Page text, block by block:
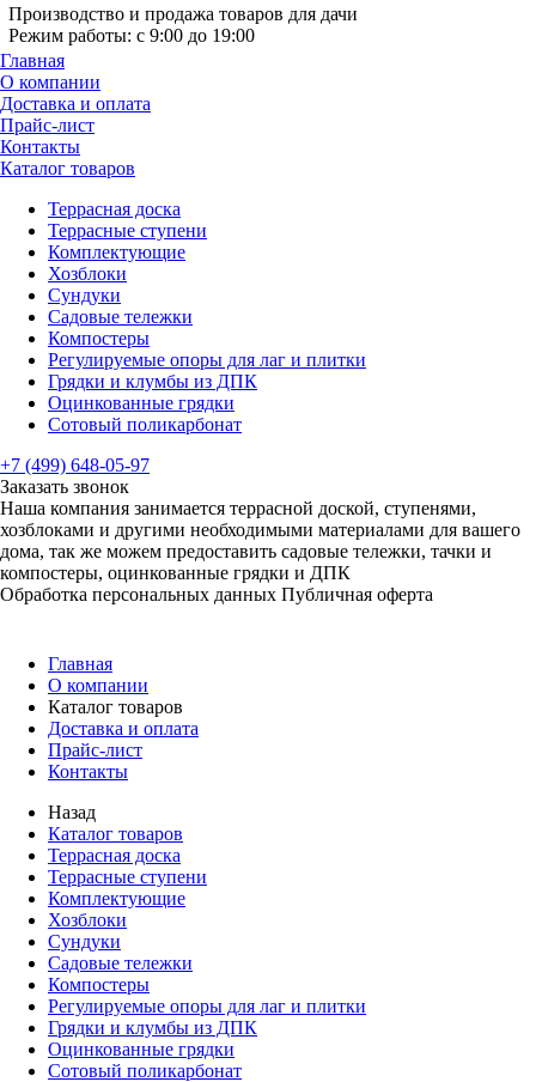
Производство и продажа товаров для дачи
Режим работы: с 9:00 до 19:00
Главная
О компании
Доставка и оплата
Прайс-лист
Контакты
Каталог товаров
Террасная доска
Террасные ступени
Комплектующие
Хозблоки
Сундуки
Садовые тележки
Компостеры
Регулируемые опоры для лаг и плитки
Грядки и клумбы из ДПК
Оцинкованные грядки
Сотовый поликарбонат
+7 (499) 648-05-97
Заказать звонок
Наша компания занимается террасной доской, ступенями,
хозблоками и другими необходимыми материалами для вашего
дома, так же можем предоставить садовые тележки, тачки и
компостеры, оцинкованные грядки и ДПК
Обработка персональных данных Публичная оферта
Главная
О компании
Каталог товаров
Доставка и оплата
Прайс-лист
Контакты
Назад
Каталог товаров
Террасная доска
Террасные ступени
Комплектующие
Хозблоки
Сундуки
Садовые тележки
Компостеры
Регулируемые опоры для лаг и плитки
Грядки и клумбы из ДПК
Оцинкованные грядки
Сотовый поликарбонат